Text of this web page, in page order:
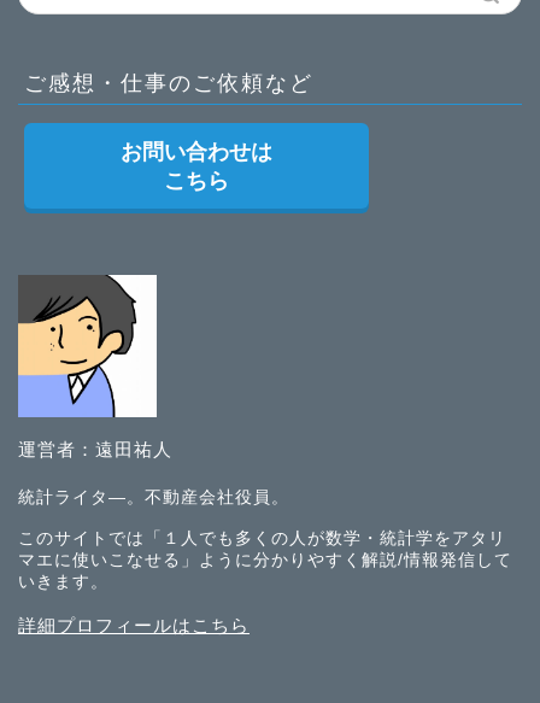
ご感想・仕事のご依頼など
お問い合わせは
こちら
運営者：遠田祐人
統計ライタ―。不動産会社役員。
このサイトでは「１人でも多くの人が数学・統計学をアタリ
マエに使いこなせる」ように分かりやすく解説/情報発信して
いきます。
詳細プロフィールはこちら